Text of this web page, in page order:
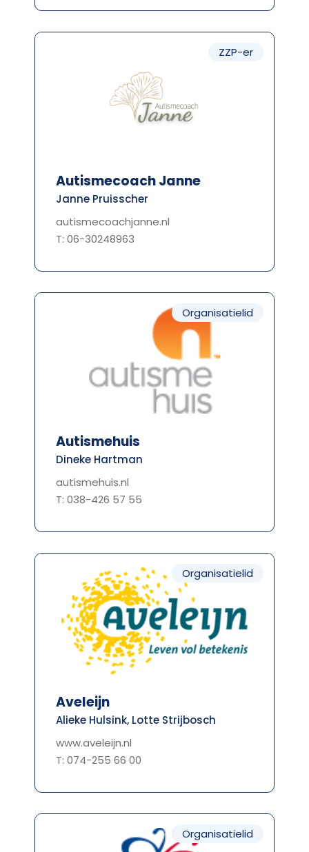
ZZP-er
Autismecoach Janne
Janne Pruisscher
autismecoachjanne.nl
T: 06-30248963
Organisatielid
Autismehuis
Dineke Hartman
autismehuis.nl
T: 038-426 57 55
Organisatielid
Aveleijn
Alieke Hulsink, Lotte Strijbosch
www.aveleijn.nl
T: 074-255 66 00
Organisatielid